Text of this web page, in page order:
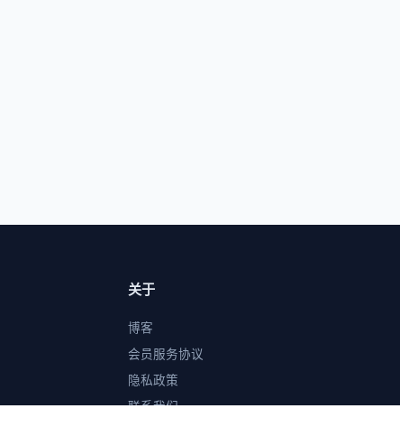
关于
博客
会员服务协议
隐私政策
联系我们